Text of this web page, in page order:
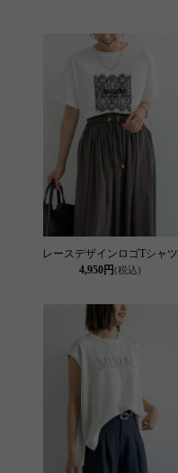
レースデザインロゴTシャツ
4,950円(税込)